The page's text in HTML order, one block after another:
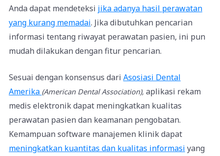
Anda dapat mendeteksi jika adanya hasil perawatan
yang kurang memadai. Jika dibutuhkan pencarian
informasi tentang riwayat perawatan pasien, ini pun
mudah dilakukan dengan fitur pencarian.
Sesuai dengan konsensus dari Asosiasi Dental
Amerika (American Dental Association), aplikasi rekam
medis elektronik dapat meningkatkan kualitas
perawatan pasien dan keamanan pengobatan.
Kemampuan software manajemen klinik dapat
meningkatkan kuantitas dan kualitas informasi yang